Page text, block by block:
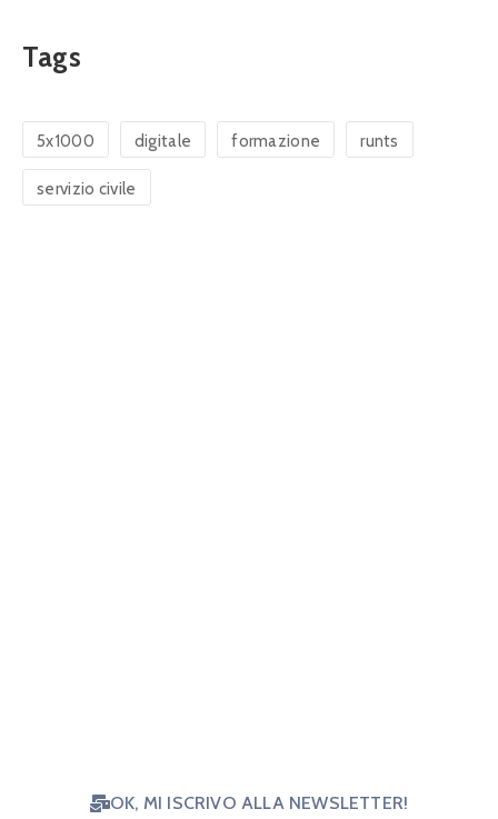
Tags
5x1000 digitale formazione runts
servizio civile
OK, MI ISCRIVO ALLA NEWSLETTER!